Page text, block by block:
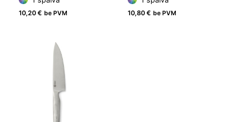
10,20 € be PVM 10,80 € be PVM